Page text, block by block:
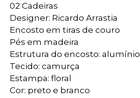
02 Cadeiras
Designer: Ricardo Arrastia
Encosto em tiras de couro
Pés em madeira
Estrutura do encosto: alumínio
Tecido: camurça
Estampa: floral
Cor: preto e branco